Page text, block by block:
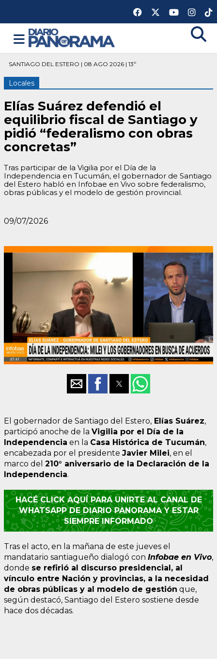
SANTIAGO DEL ESTERO | 08 AGO 2026 | 13º
Locales
Elías Suárez defendió el
equilibrio fiscal de Santiago y
pidió “federalismo con obras
concretas”
Tras participar de la Vigilia por el Día de la
Independencia en Tucumán, el gobernador de Santiago
del Estero habló en Infobae en Vivo sobre federalismo,
obras públicas y el modelo de gestión provincial.
09/07/2026
El gobernador de Santiago del Estero, Elías Suárez,
participó anoche de la Vigilia por el Día de la
Independencia en la Casa Histórica de Tucumán,
encabezada por el presidente Javier Milei, en el
marco del 210° aniversario de la Declaración de la
Independencia.
HACÉ CLICK AQUÍ PARA UNIRTE AL CANAL DE
WHATSAPP DE DIARIO PANORAMA Y ESTAR
SIEMPRE INFORMADO
Tras el acto, en la mañana de este jueves el
mandatario santiagueño dialogó con Infobae en Vivo,
donde se refirió al discurso presidencial, al
vínculo entre Nación y provincias, a la necesidad
de obras públicas y al modelo de gestión que,
según destacó, Santiago del Estero sostiene desde
hace dos décadas.